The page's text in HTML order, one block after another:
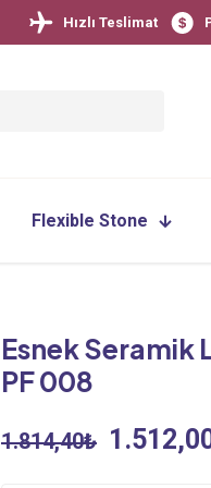
Hızlı Teslimat
Flexible Stone
Esnek Seramik
PF 008
1.814,40₺ Orijinal